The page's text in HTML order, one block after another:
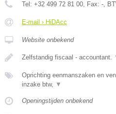
Tel: +32 499 72 81 00 , Fax: - ,
E-mail › HiDAcc
Website onbekend
Zelfstandig fiscaal - accountant.
Oprichting eenmanszaken en
inzake btw, ▼
Openingstijden onbekend